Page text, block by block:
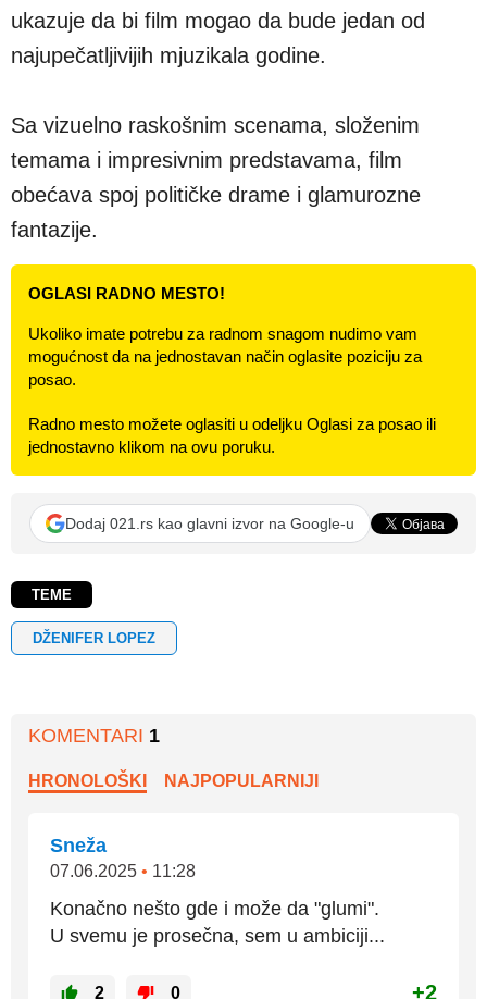
ukazuje da bi film mogao da bude jedan od
najupečatljivijih mjuzikala godine.
Sa vizuelno raskošnim scenama, složenim
temama i impresivnim predstavama, film
obećava spoj političke drame i glamurozne
fantazije.
OGLASI RADNO MESTO!
Ukoliko imate potrebu za radnom snagom nudimo vam
mogućnost da na jednostavan način oglasite poziciju za
posao.
Radno mesto možete oglasiti u odeljku Oglasi za posao ili
jednostavno klikom na ovu poruku.
Dodaj 021.rs kao glavni izvor na Google-u
TEME
DŽENIFER LOPEZ
KOMENTARI 1
HRONOLOŠKI NAJPOPULARNIJI
Sneža
07.06.2025 • 11:28
Konačno nešto gde i može da "glumi".
U svemu je prosečna, sem u ambiciji...
2 0 +2